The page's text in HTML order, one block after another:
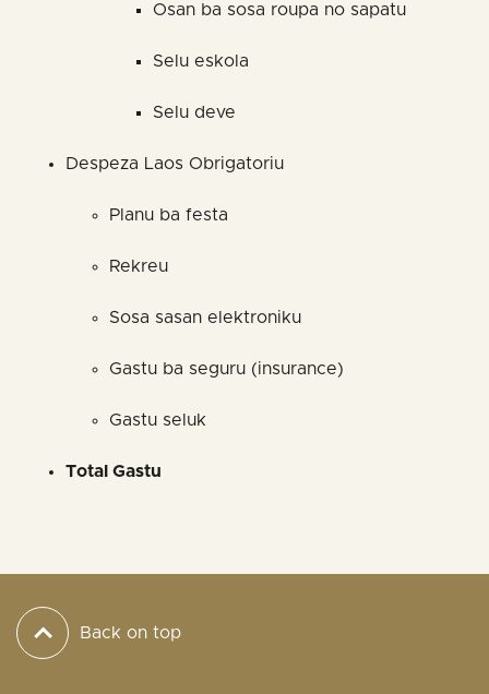
Osan ba sosa roupa no sapatu
Selu eskola
Selu deve
Despeza Laos Obrigatoriu
Planu ba festa
Rekreu
Sosa sasan elektroniku
Gastu ba seguru (insurance)
Gastu seluk
Total Gastu
Back on top